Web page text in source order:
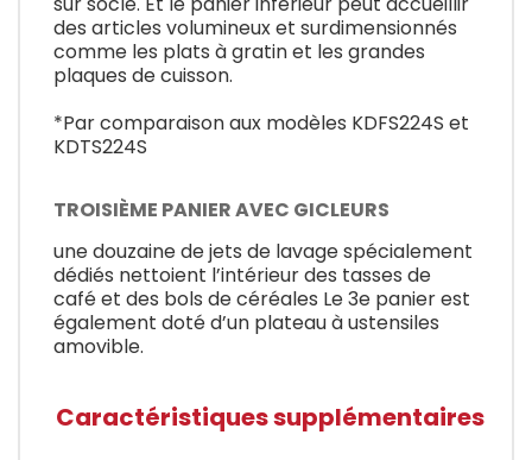
des articles volumineux et surdimensionnés
comme les plats à gratin et les grandes
plaques de cuisson.
*Par comparaison aux modèles KDFS224S et
KDTS224S
TROISIÈME PANIER AVEC GICLEURS
une douzaine de jets de lavage spécialement
dédiés nettoient l’intérieur des tasses de
café et des bols de céréales Le 3e panier est
également doté d’un plateau à ustensiles
amovible.
Caractéristiques supplémentaires